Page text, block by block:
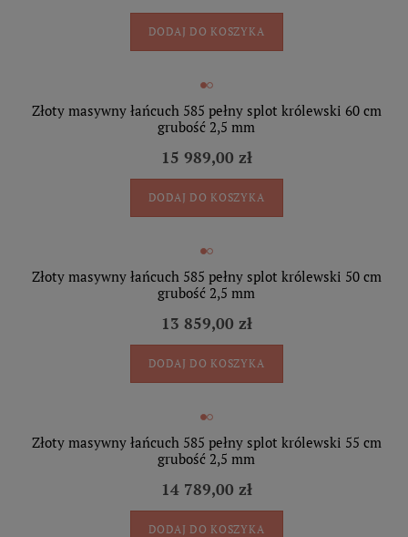
DODAJ DO KOSZYKA
Złoty masywny łańcuch 585 pełny splot królewski 60 cm
grubość 2,5 mm
15 989,00 zł
DODAJ DO KOSZYKA
Złoty masywny łańcuch 585 pełny splot królewski 50 cm
grubość 2,5 mm
13 859,00 zł
DODAJ DO KOSZYKA
Złoty masywny łańcuch 585 pełny splot królewski 55 cm
grubość 2,5 mm
14 789,00 zł
DODAJ DO KOSZYKA